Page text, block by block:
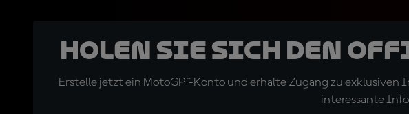
Holen Sie sich den
Erstelle jetzt ein MotoGP™-Konto und erhalte Zugang zu
interessante